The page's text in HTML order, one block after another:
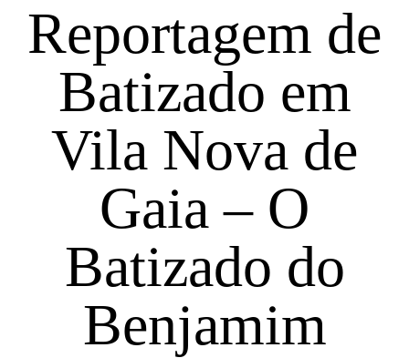
Reportagem de
Batizado em
Vila Nova de
Gaia – O
Batizado do
Benjamim